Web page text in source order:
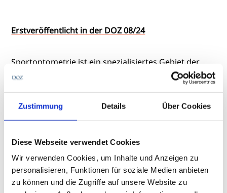
Zustimmung Details Über Cookies
Diese Webseite verwendet Cookies
Wir verwenden Cookies, um Inhalte und Anzeigen zu
personalisieren, Funktionen für soziale Medien anbieten
zu können und die Zugriffe auf unsere Website zu
Erstveröffentlicht in der DOZ 08/24
Sportoptometrie ist ein spezialisiertes Gebiet der
Optometrie, das sich auf die Verbesserung und
Optimierung der visuellen Fähigkeiten von Sportlern
Millisekunden und Millimeter den Unterschied
zwischen Sieg und Niederlage aus. Um das
spielt die visuelle Leistungsfähigkeit eine
entscheidende Rolle. Deshalb arbeiten
Sportoptometristen sehr eng mit Vereinen,
Verbänden oder auch direkt mit den Athletinnen und